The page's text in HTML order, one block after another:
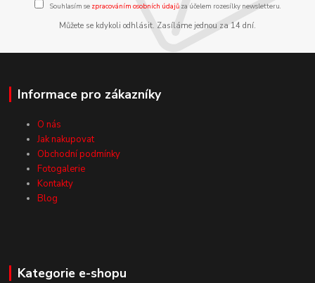
Souhlasím se zpracováním osobních údajůza účelem rozesílky newsletteru.
Můžete se kdykoli odhlásit. Zasíláme jednou za 14 dní.
Informace pro zákazníky
O nás
Jak nakupovat
Obchodní podmínky
Fotogalerie
Kontakty
Blog
Kategorie e-shopu